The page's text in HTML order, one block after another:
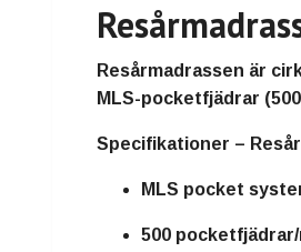
Resårmadrassen är
MLS-pocketfjädrar
Specifikationer –
MLS pocket
500 pocketfjädrar/